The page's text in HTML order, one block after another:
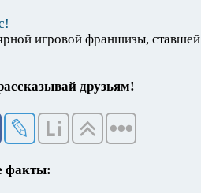
игровой франшизы, ставшей
друзьям!
факты: